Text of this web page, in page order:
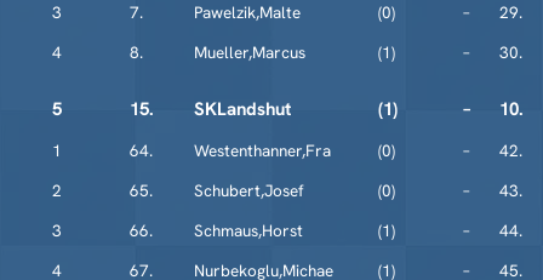
3
7. Pawelzik,Malte (0) –
29.
4
8. Mueller,Marcus (1) – 30.
5 15. SKLandshut (1) – 10.
1 64. Westenthanner,Fra (0) –
42.
2
65. Schubert,Josef (0) –
43.
3
66. Schmaus,Horst (1) –
44.
4
67. Nurbekoglu,Michae (1) – 45.